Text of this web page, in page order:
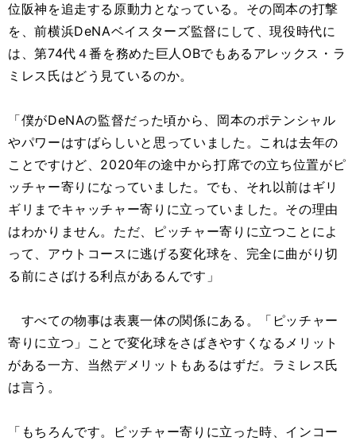
位阪神を追走する原動力となっている。その岡本の打撃
を、前横浜DeNAベイスターズ監督にして、現役時代に
は、第74代４番を務めた巨人OBでもあるアレックス・ラ
ミレス氏はどう見ているのか。
「僕がDeNAの監督だった頃から、岡本のポテンシャル
やパワーはすばらしいと思っていました。これは去年の
ことですけど、2020年の途中から打席での立ち位置がピ
ッチャー寄りになっていました。でも、それ以前はギリ
ギリまでキャッチャー寄りに立っていました。その理由
はわかりません。ただ、ピッチャー寄りに立つことによ
って、アウトコースに逃げる変化球を、完全に曲がり切
る前にさばける利点があるんです」
すべての物事は表裏一体の関係にある。「ピッチャー
寄りに立つ」ことで変化球をさばきやすくなるメリット
がある一方、当然デメリットもあるはずだ。ラミレス氏
は言う。
「もちろんです。ピッチャー寄りに立った時、インコー